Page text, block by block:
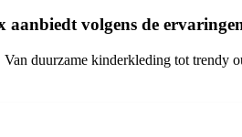
volgens de
duurzame kinderkleding tot trendy